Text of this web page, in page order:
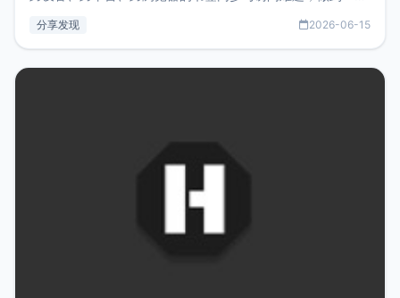
用，让管理更高效。ZMark官网地址：
分享发现 2026-06-15